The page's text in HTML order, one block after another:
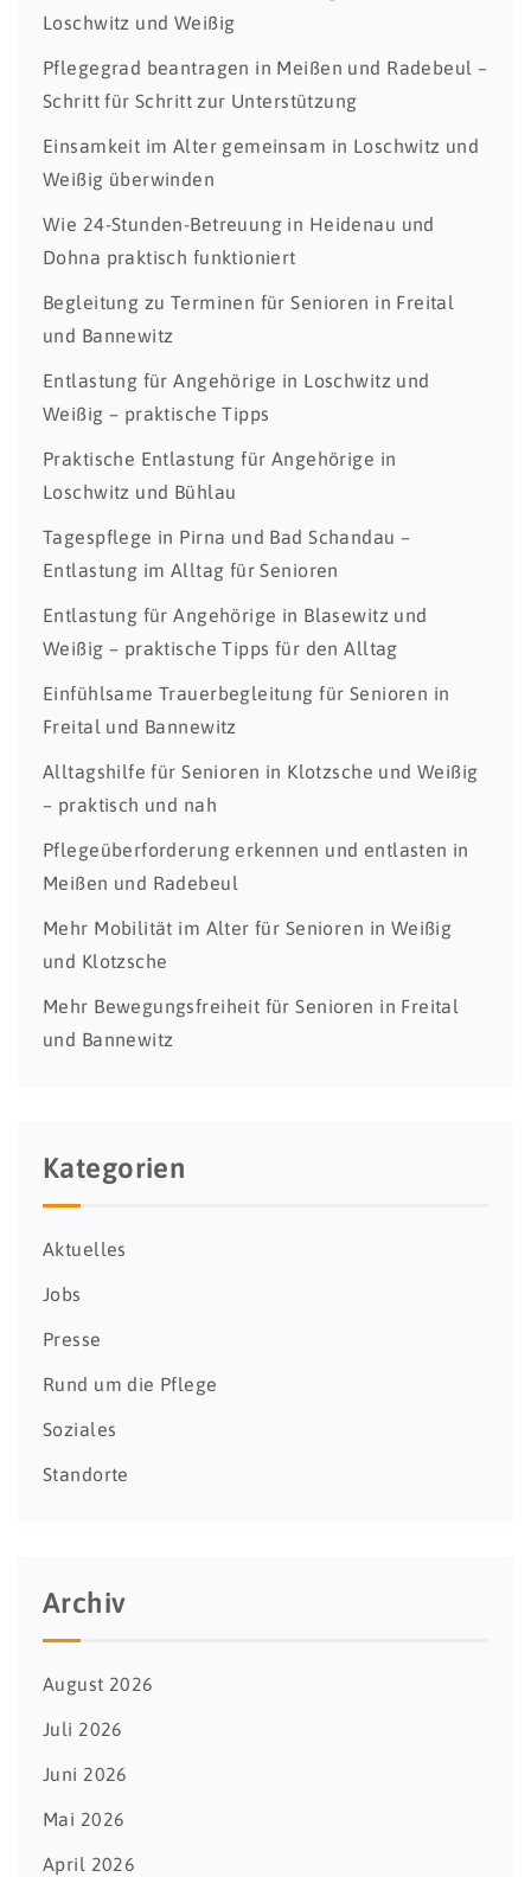
Loschwitz und Weißig
Pflegegrad beantragen in Meißen und Radebeul –
Schritt für Schritt zur Unterstützung
Einsamkeit im Alter gemeinsam in Loschwitz und
Weißig überwinden
Wie 24-Stunden-Betreuung in Heidenau und
Dohna praktisch funktioniert
Begleitung zu Terminen für Senioren in Freital
und Bannewitz
Entlastung für Angehörige in Loschwitz und
Weißig – praktische Tipps
Praktische Entlastung für Angehörige in
Loschwitz und Bühlau
Tagespflege in Pirna und Bad Schandau –
Entlastung im Alltag für Senioren
Entlastung für Angehörige in Blasewitz und
Weißig – praktische Tipps für den Alltag
Einfühlsame Trauerbegleitung für Senioren in
Freital und Bannewitz
Alltagshilfe für Senioren in Klotzsche und Weißig
– praktisch und nah
Pflegeüberforderung erkennen und entlasten in
Meißen und Radebeul
Mehr Mobilität im Alter für Senioren in Weißig
und Klotzsche
Mehr Bewegungsfreiheit für Senioren in Freital
und Bannewitz
Kategorien
Aktuelles
Jobs
Presse
Rund um die Pflege
Soziales
Standorte
Archiv
August 2026
Juli 2026
Juni 2026
Mai 2026
April 2026